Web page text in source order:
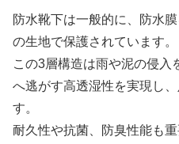
防水靴下は一般的に、防水
の生地で保護されています。
この3層構造は雨や泥の侵入
へ逃がす高透湿性を実現し
す。
耐久性や抗菌、防臭性能も